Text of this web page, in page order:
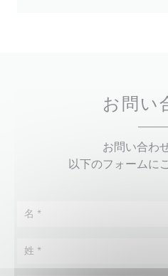
お問い
お問い合わ
以下のフォームに